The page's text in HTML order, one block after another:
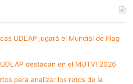
UDLAP jugará el Mundial de Flag
destacan en el MUTVI 2026
para analizar los retos de la